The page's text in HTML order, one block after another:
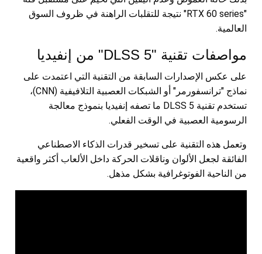
"RTX 60 series" نتيجة للتقلبات الراهنة في ظروف السوق
العالمية.
مواصفات تقنية "DLSS 5" من إنفيديا
على عكس الإصدارات السابقة من التقنية التي اعتمدت على
نماذج "ترانسفورمر" أو الشبكات العصبية التلافيفية (CNN)،
تستخدم تقنية DLSS 5 ما تصفه إنفيديا بنموذج معالجة
الرسومية العصبية في الوقت الفعلي.
وتعمل هذه التقنية على تسخير قدرات الذكاء الاصطناعي
الفائقة لجعل الألوان وناقلات الحركة داخل الألعاب أكثر واقعية
من الناحية الفوتوغرافية بشكل مذهل.